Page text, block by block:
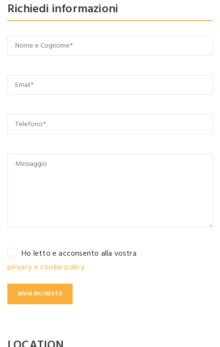
Richiedi informazioni
Ho letto e acconsento alla vostra
privacy e cookie policy